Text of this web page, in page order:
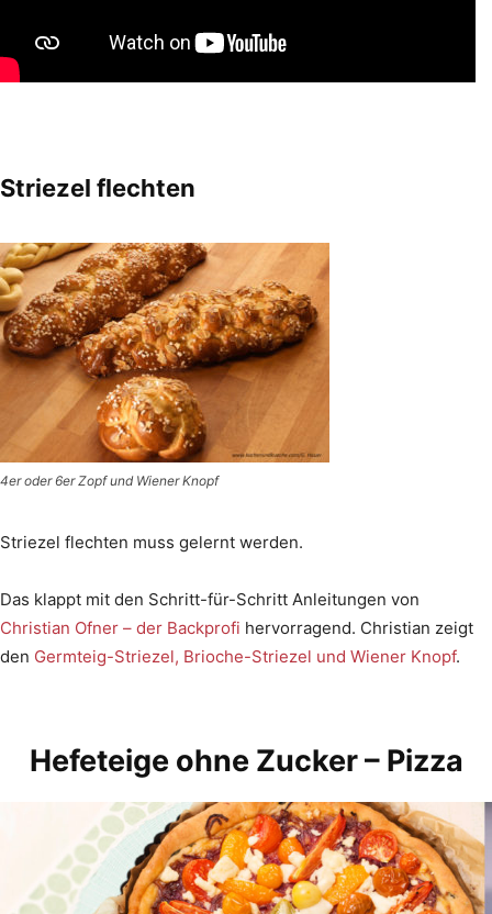
Striezel flechten
4er oder 6er Zopf und Wiener Knopf
Striezel flechten muss gelernt werden.
Das klappt mit den Schritt-für-Schritt Anleitungen von
Christian Ofner – der Backprofi hervorragend. Christian zeigt
den Germteig-Striezel, Brioche-Striezel und Wiener Knopf.
Hefeteige ohne Zucker – Pizza